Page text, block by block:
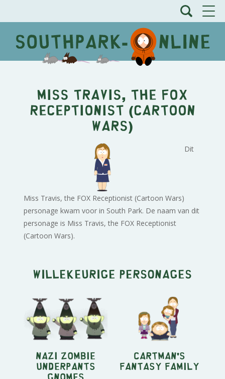
Miss Travis, the FOX
Receptionist (Cartoon
Wars)
Miss Travis, the FOX Receptionist (Cartoon Wars)
Dit
personage kwam voor in South Park. De naam van dit
personage is Miss Travis, the FOX Receptionist
(Cartoon Wars).
Willekeurige personages
Nazi Zombie
Underpants
Gnomes
Cartman's
Fantasy Family